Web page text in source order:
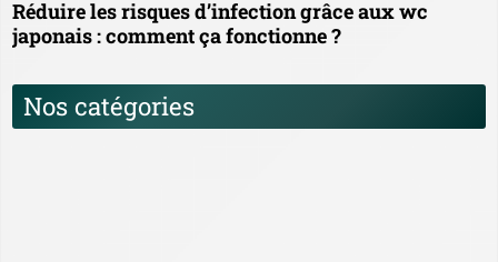
Réduire les risques d’infection grâce aux wc
japonais : comment ça fonctionne ?
Nos catégories